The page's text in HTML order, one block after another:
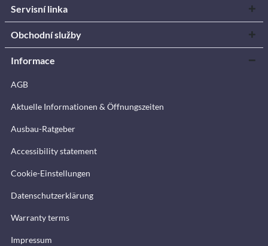
Servisní linka
Obchodní služby
Informace
AGB
Aktuelle Informationen & Öffnungszeiten
Ausbau-Ratgeber
Accessibility statement
Cookie-Einstellungen
Datenschutzerklärung
Warranty terms
Impressum